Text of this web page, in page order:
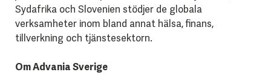
Sydafrika och Slovenien stödjer de globala
verksamheter inom bland annat hälsa, finans,
tillverkning och tjänstesektorn.
Om Advania Sverige